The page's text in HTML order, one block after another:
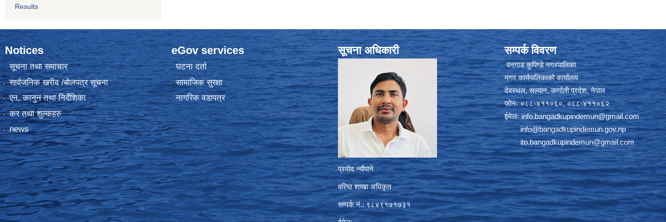
Results
Notices
सूचना तथा समाचार
सार्वजनिक खरीद /बोलपत्र सूचना
एन, कानुन तथा निर्देशिका
कर तथा शुल्कहरु
news
eGov services
घटना दर्ता
सामाजिक सुरक्षा
नागरिक वडापत्र
सूचना अधिकारी
प्रमोद न्यौपाने
वरिष्ठ शाखा अधिकृत
सम्पर्क नं.: ९८४९१७१७३१
सम्पर्क विवरण
वनगाड कुपिण्डे नगरपालिका
नगर कार्यपालिकाको कार्यालय
देवस्थल, सल्यान, कर्णाली प्रदेश, नेपाल
फोनः ०८८-४११०६०, ०८८-४११०६२
ईमेलःinfo.bangadkupindemun@gmail.com
info@bangadkupindemun.gov.np
ito.bangadkupindemun@gmail.com